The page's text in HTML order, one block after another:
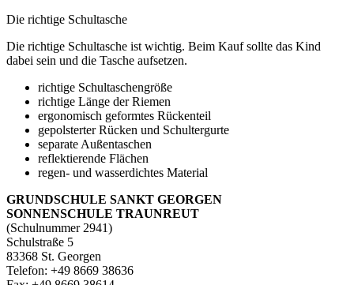
Die richtige Schultasche
Die richtige Schultasche ist wichtig. Beim Kauf sollte das Kind
dabei sein und die Tasche aufsetzen.
richtige Schultaschengröße
richtige Länge der Riemen
ergonomisch geformtes Rückenteil
gepolsterter Rücken und Schultergurte
separate Außentaschen
reflektierende Flächen
regen- und wasserdichtes Material
GRUNDSCHULE SANKT GEORGEN
SONNENSCHULE TRAUNREUT
(Schulnummer 2941)
Schulstraße 5
83368 St. Georgen
Telefon: +49 8669 38636